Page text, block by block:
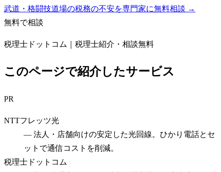
武道・格闘技道場の税務の不安を専門家に無料相談 →
無料で相談
税理士ドットコム｜税理士紹介・相談無料
このページで紹介したサービス
PR
NTTフレッツ光
— 法人・店舗向けの安定した光回線。ひかり電話とセ
ットで通信コストを削減。
税理士ドットコム